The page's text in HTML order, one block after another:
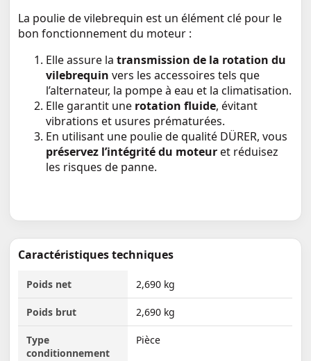
La poulie de vilebrequin est un élément clé pour le
bon fonctionnement du moteur :
Elle assure latransmission de la rotation du
vilebrequin vers les accessoires tels que
l’alternateur, la pompe à eau et la climatisation.
Elle garantit une rotation fluide, évitant
vibrations et usures prématurées.
En utilisant une poulie de qualité DÜRER, vous
préservez l’intégrité du moteuret réduisez
les risques de panne.
Caractéristiques techniques
Poids net 2,690 kg
Poids brut 2,690 kg
Type
conditionnement
Pièce